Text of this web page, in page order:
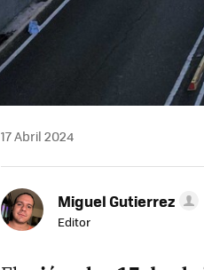
17 Abril 2024
Miguel Gutierrez
Editor